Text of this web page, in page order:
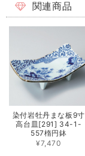
関連商品
染付岩牡丹まな板9寸
高台皿[291] 34-1-
557楕円鉢
¥7,470